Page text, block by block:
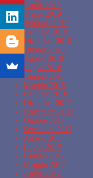
Aprile 2019
Marzo 2019
Febbraio 2019
Gennaio 2019
Dicembre 2018
Ottobre 2018
Agosto 2018
Luglio 2018
Giugno 2018
Maggio 2018
Gennaio 2018
Dicembre 2017
Novembre 2017
Ottobre 2017
Settembre 2017
Agosto 2017
Luglio 2017
Giugno 2017
Maggio 2017
Aprile 2017